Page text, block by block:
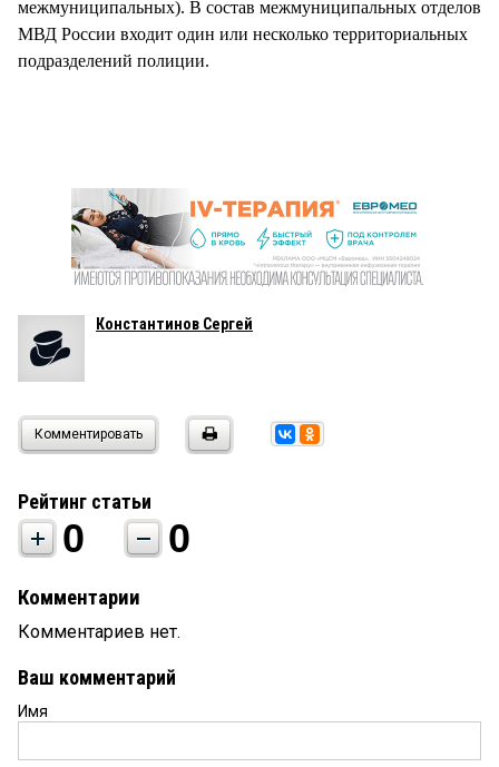
межмуниципальных). В состав межмуниципальных отделов
МВД России входит один или несколько территориальных
подразделений полиции.
Константинов Сергей
Комментировать
Рейтинг статьи
0 0
Комментарии
Комментариев нет.
Ваш комментарий
Имя